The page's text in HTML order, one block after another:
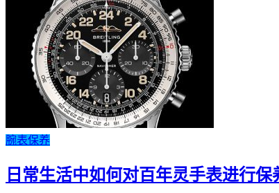
腕表保养
日常生活中如何对百年灵手表进行保